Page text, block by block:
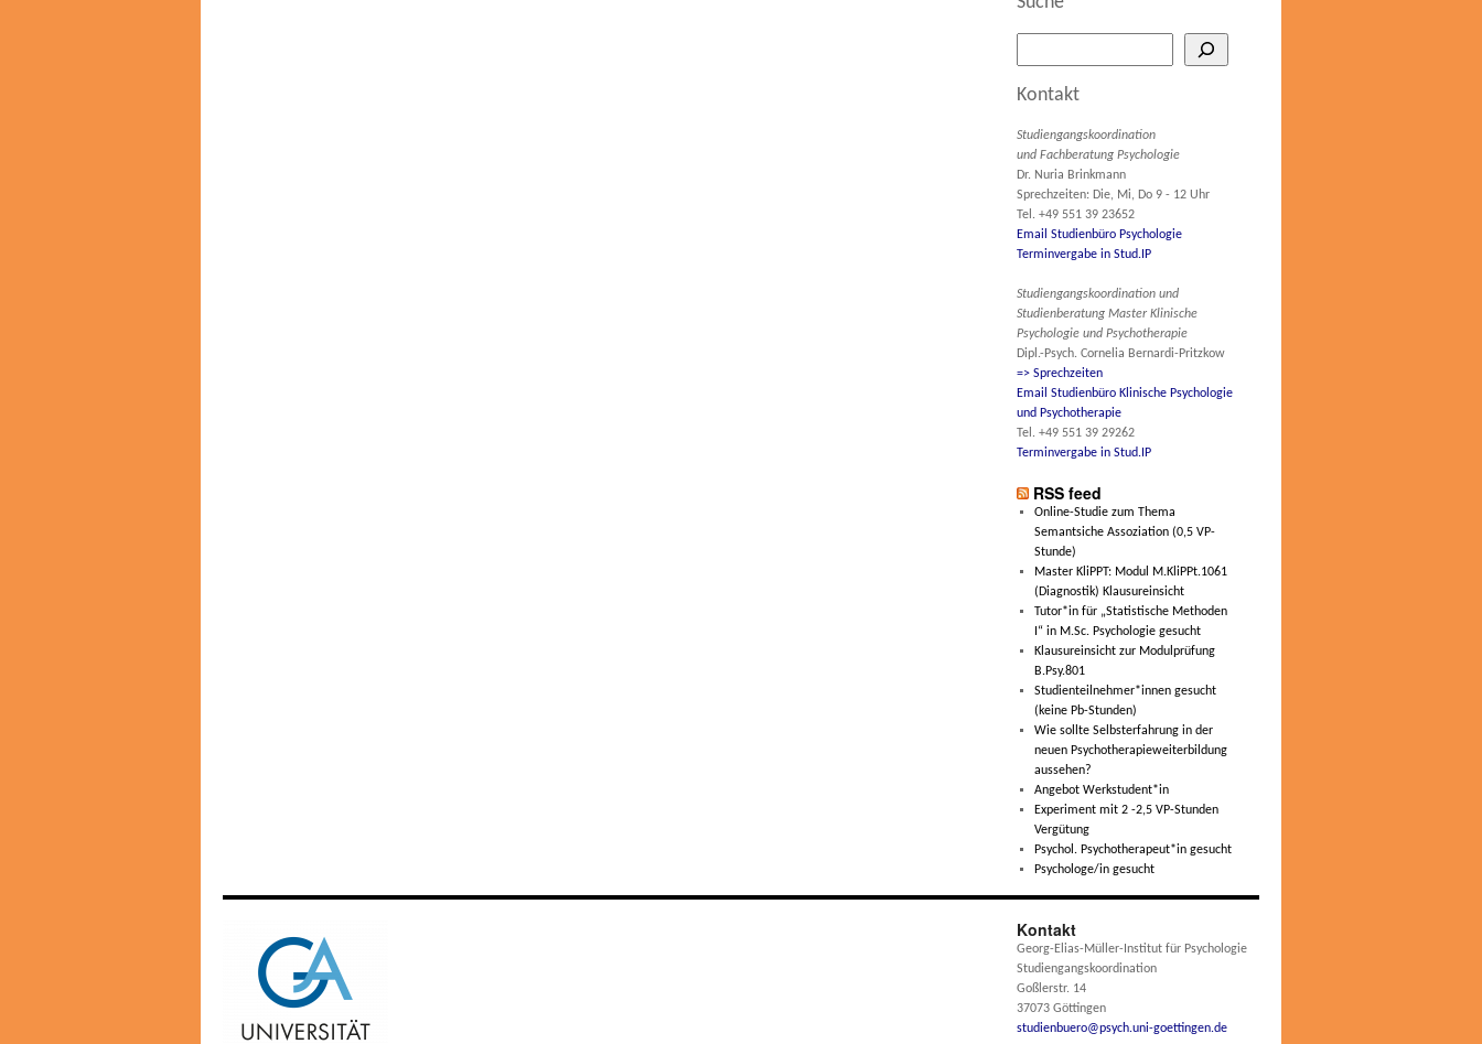
Kontakt
Studiengangskoordination
und Fachberatung Psychologie
Dr. Nuria Brinkmann
Sprechzeiten: Die, Mi, Do 9 - 12 Uhr
Tel. +49 551 39 23652
Email Studienbüro Psychologie
Terminvergabe in Stud.IP
Studiengangskoordination und
Studienberatung Master Klinische
Psychologie und Psychotherapie
Dipl.-Psych. Cornelia Bernardi-Pritzkow
=> Sprechzeiten
Email Studienbüro Klinische Psychologie
und Psychotherapie
Tel. +49 551 39 29262
Terminvergabe in Stud.IP
RSS feed
Online-Studie zum Thema
Semantsiche Assoziation (0,5 VP-
Stunde)
Master KliPPT: Modul M.KliPPt.1061
(Diagnostik) Klausureinsicht
Tutor*in für „Statistische Methoden
I“ in M.Sc. Psychologie gesucht
Klausureinsicht zur Modulprüfung
B.Psy.801
Studienteilnehmer*innen gesucht
(keine Pb-Stunden)
Wie sollte Selbsterfahrung in der
neuen Psychotherapieweiterbildung
aussehen?
Angebot Werkstudent*in
Experiment mit 2 -2,5 VP-Stunden
Vergütung
Psychol. Psychotherapeut*in gesucht
Psychologe/in gesucht
Kontakt
Georg-Elias-Müller-Institut für Psychologie
Studiengangskoordination
Goßlerstr. 14
37073 Göttingen
studienbuero@psych.uni-goettingen.de